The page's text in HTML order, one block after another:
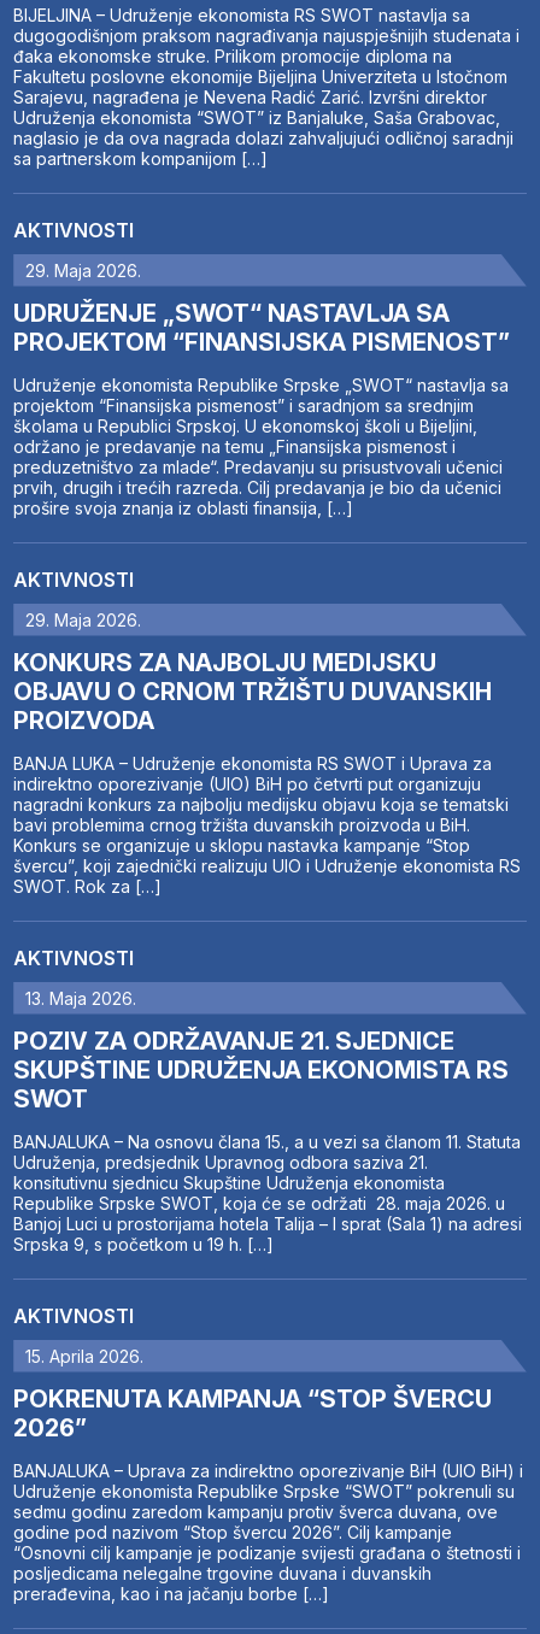
BIJELJINA – Udruženje ekonomista RS SWOT nastavlja sa
dugogodišnjom praksom nagrađivanja najuspješnijih studenata i
đaka ekonomske struke. Prilikom promocije diploma na
Fakultetu poslovne ekonomije Bijeljina Univerziteta u Istočnom
Sarajevu, nagrađena je Nevena Radić Zarić. Izvršni direktor
Udruženja ekonomista “SWOT” iz Banjaluke, Saša Grabovac,
naglasio je da ova nagrada dolazi zahvaljujući odličnoj saradnji
sa partnerskom kompanijom […]
AKTIVNOSTI
29. Maja 2026.
UDRUŽENJE „SWOT“ NASTAVLJA SA
PROJEKTOM “FINANSIJSKA PISMENOST”
Udruženje ekonomista Republike Srpske „SWOT“ nastavlja sa
projektom “Finansijska pismenost” i saradnjom sa srednjim
školama u Republici Srpskoj. U ekonomskoj školi u Bijeljini,
održano je predavanje na temu „Finansijska pismenost i
preduzetništvo za mlade“. Predavanju su prisustvovali učenici
prvih, drugih i trećih razreda. Cilj predavanja je bio da učenici
prošire svoja znanja iz oblasti finansija, […]
AKTIVNOSTI
29. Maja 2026.
KONKURS ZA NAJBOLJU MEDIJSKU
OBJAVU O CRNOM TRŽIŠTU DUVANSKIH
PROIZVODA
BANJA LUKA – Udruženje ekonomista RS SWOT i Uprava za
indirektno oporezivanje (UIO) BiH po četvrti put organizuju
nagradni konkurs za najbolju medijsku objavu koja se tematski
bavi problemima crnog tržišta duvanskih proizvoda u BiH.
Konkurs se organizuje u sklopu nastavka kampanje “Stop
švercu”, koji zajednički realizuju UIO i Udruženje ekonomista RS
SWOT. Rok za […]
AKTIVNOSTI
13. Maja 2026.
POZIV ZA ODRŽAVANJE 21. SJEDNICE
SKUPŠTINE UDRUŽENJA EKONOMISTA RS
SWOT
BANJALUKA – Na osnovu člana 15., a u vezi sa članom 11. Statuta
Udruženja, predsjednik Upravnog odbora saziva 21.
konsitutivnu sjednicu Skupštine Udruženja ekonomista
Republike Srpske SWOT, koja će se održati 28. maja 2026. u
Banjoj Luci u prostorijama hotela Talija – I sprat (Sala 1) na adresi
Srpska 9, s početkom u 19 h. […]
AKTIVNOSTI
15. Aprila 2026.
POKRENUTA KAMPANJA “STOP ŠVERCU
2026”
BANJALUKA – Uprava za indirektno oporezivanje BiH (UIO BiH) i
Udruženje ekonomista Republike Srpske “SWOT” pokrenuli su
sedmu godinu zaredom kampanju protiv šverca duvana, ove
godine pod nazivom “Stop švercu 2026”. Cilj kampanje
“Osnovni cilj kampanje je podizanje svijesti građana o štetnosti i
posljedicama nelegalne trgovine duvana i duvanskih
prerađevina, kao i na jačanju borbe […]